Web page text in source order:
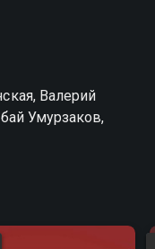
Валерий
Умурзаков,